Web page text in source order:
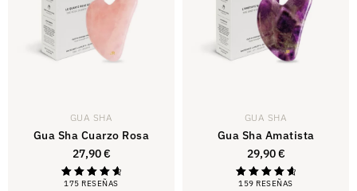
GUA SHA
Gua Sha Cuarzo Rosa
27,90€
175 RESEÑAS
Calificación
GUA SHA
Gua Sha Amatista
29,90€
159 RESEÑAS
Calificación